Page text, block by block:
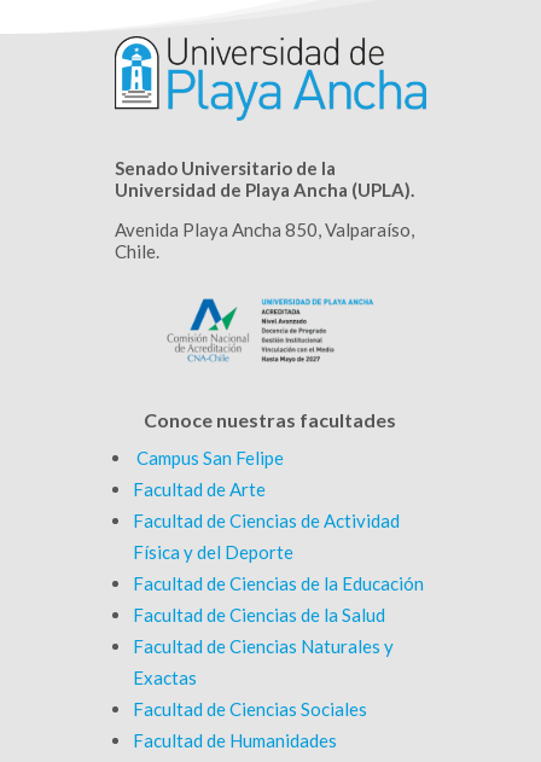
Senado Universitario de la
Universidad de Playa Ancha (UPLA).
Avenida Playa Ancha 850, Valparaíso,
Chile.
Conoce nuestras facultades
Campus San Felipe
Facultad de Arte
Facultad de Ciencias de Actividad
Física y del Deporte
Facultad de Ciencias de la Educación
Facultad de Ciencias de la Salud
Facultad de Ciencias Naturales y
Exactas
Facultad de Ciencias Sociales
Facultad de Humanidades